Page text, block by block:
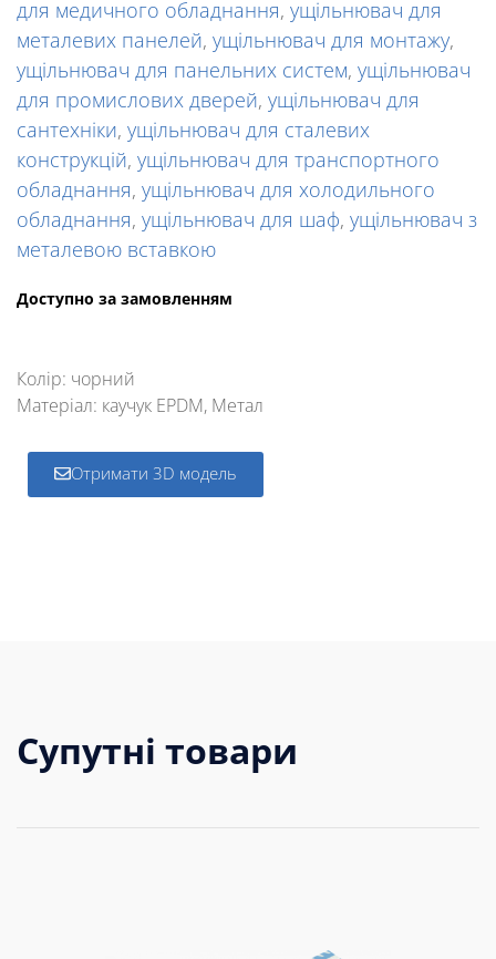
для медичного обладнання, ущільнювач для
металевих панелей, ущільнювач для монтажу,
ущільнювач для панельних систем, ущільнювач
для промислових дверей, ущільнювач для
сантехніки, ущільнювач для сталевих
конструкцій, ущільнювач для транспортного
обладнання, ущільнювач для холодильного
обладнання, ущільнювач для шаф, ущільнювач з
металевою вставкою
Доступно за замовленням
Колір: чорний
Матеріал: каучук EPDM, Метал
Отримати 3D модель
Супутні товари